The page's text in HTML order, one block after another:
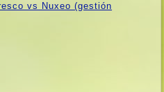
vs Nuxeo (gestión